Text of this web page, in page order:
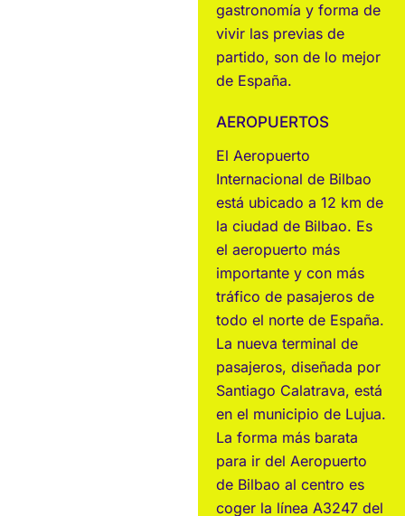
gastronomía y forma de
vivir las previas de
partido, son de lo mejor
de España.
AEROPUERTOS
El Aeropuerto
Internacional de Bilbao
está ubicado a 12 km de
la ciudad de Bilbao. Es
el aeropuerto más
importante y con más
tráfico de pasajeros de
todo el norte de España.
La nueva terminal de
pasajeros, diseñada por
Santiago Calatrava, está
en el municipio de Lujua.
La forma más barata
para ir del Aeropuerto
de Bilbao al centro es
coger la línea A3247 del